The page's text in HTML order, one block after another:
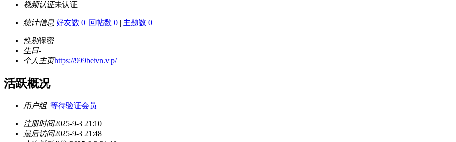
视频认证未认证
统计信息 好友数 0 |回帖数 0 | 主题数 0
性别保密
生日-
个人主页https://999betvn.vip/
活跃概况
用户组 等待验证会员
注册时间2025-9-3 21:10
最后访问2025-9-3 21:48